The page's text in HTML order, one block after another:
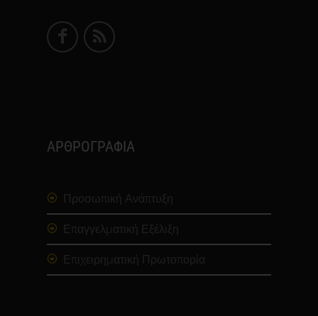
ΑΡΘΡΟΓΡΑΦΙΑ
Προσωπική Ανάπτυξη
Επαγγελματική Εξέλιξη
Επιχειρηματική Πρωτοπορία